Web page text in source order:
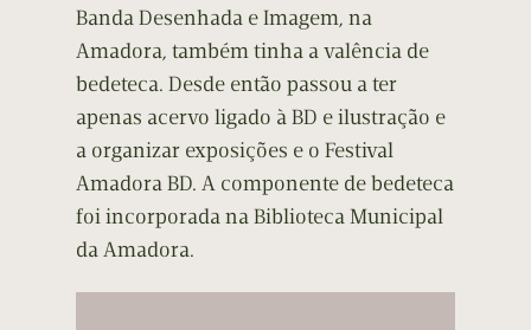
Banda Desenhada e Imagem, na
Amadora, também tinha a valência de
bedeteca. Desde então passou a ter
apenas acervo ligado à BD e ilustração e
a organizar exposições e o Festival
Amadora BD. A componente de bedeteca
foi incorporada na Biblioteca Municipal
da Amadora.